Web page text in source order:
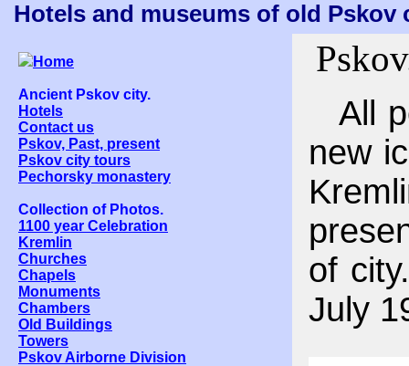
Hotels and museums of old Pskov
Home
Ancient Pskov city.
Hotels
Contact us
Pskov, Past, present
Pskov city tours
Pechorsky monastery
Collection of Photos.
1100 year Celebration
Kremlin
Churches
Chapels
Monuments
Chambers
Old Buildings
Towers
Pskov Airborne Division
All
new
of
July